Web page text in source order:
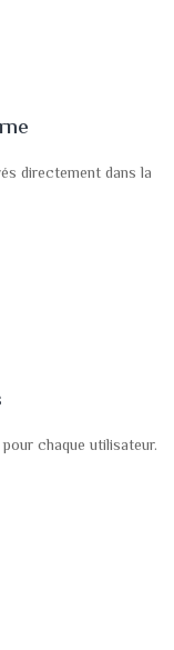
directement dans la
chaque utilisateur.